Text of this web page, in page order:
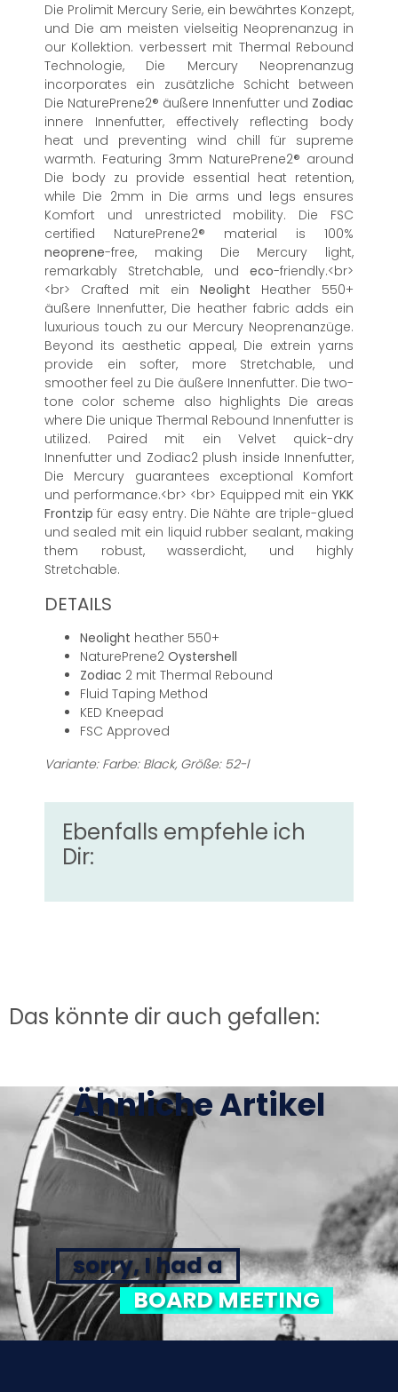
Die Prolimit Mercury Serie, ein bewährtes Konzept,
und Die am meisten vielseitig Neoprenanzug in
our Kollektion. verbessert mit Thermal Rebound
Technologie, Die Mercury Neoprenanzug
incorporates ein zusätzliche Schicht between
Die NaturePrene2® äußere Innenfutter und Zodiac
innere Innenfutter, effectively reflecting body
heat und preventing wind chill für supreme
warmth. Featuring 3mm NaturePrene2® around
Die body zu provide essential heat retention,
while Die 2mm in Die arms und legs ensures
Komfort und unrestricted mobility. Die FSC
certified NaturePrene2® material is 100%
neoprene-free, making Die Mercury light,
remarkably Stretchable, und eco-friendly.<br>
<br> Crafted mit ein Neolight Heather 550+
äußere Innenfutter, Die heather fabric adds ein
luxurious touch zu our Mercury Neoprenanzüge.
Beyond its aesthetic appeal, Die extrein yarns
provide ein softer, more Stretchable, und
smoother feel zu Die äußere Innenfutter. Die two-
tone color scheme also highlights Die areas
where Die unique Thermal Rebound Innenfutter is
utilized. Paired mit ein Velvet quick-dry
Innenfutter und Zodiac2 plush inside Innenfutter,
Die Mercury guarantees exceptional Komfort
und performance.<br> <br> Equipped mit ein YKK
Frontzip für easy entry. Die Nähte are triple-glued
und sealed mit ein liquid rubber sealant, making
them robust, wasserdicht, und highly
Stretchable.
DETAILS
Neolight heather 550+
NaturePrene2 Oystershell
Zodiac 2 mit Thermal Rebound
Fluid Taping Method
KED Kneepad
FSC Approved
Variante: Farbe: Black, Größe: 52-l
Ebenfalls empfehle ich
Dir:
Das könnte dir auch gefallen:
Ähnliche Artikel
sorry, I had a
BOARD MEETING